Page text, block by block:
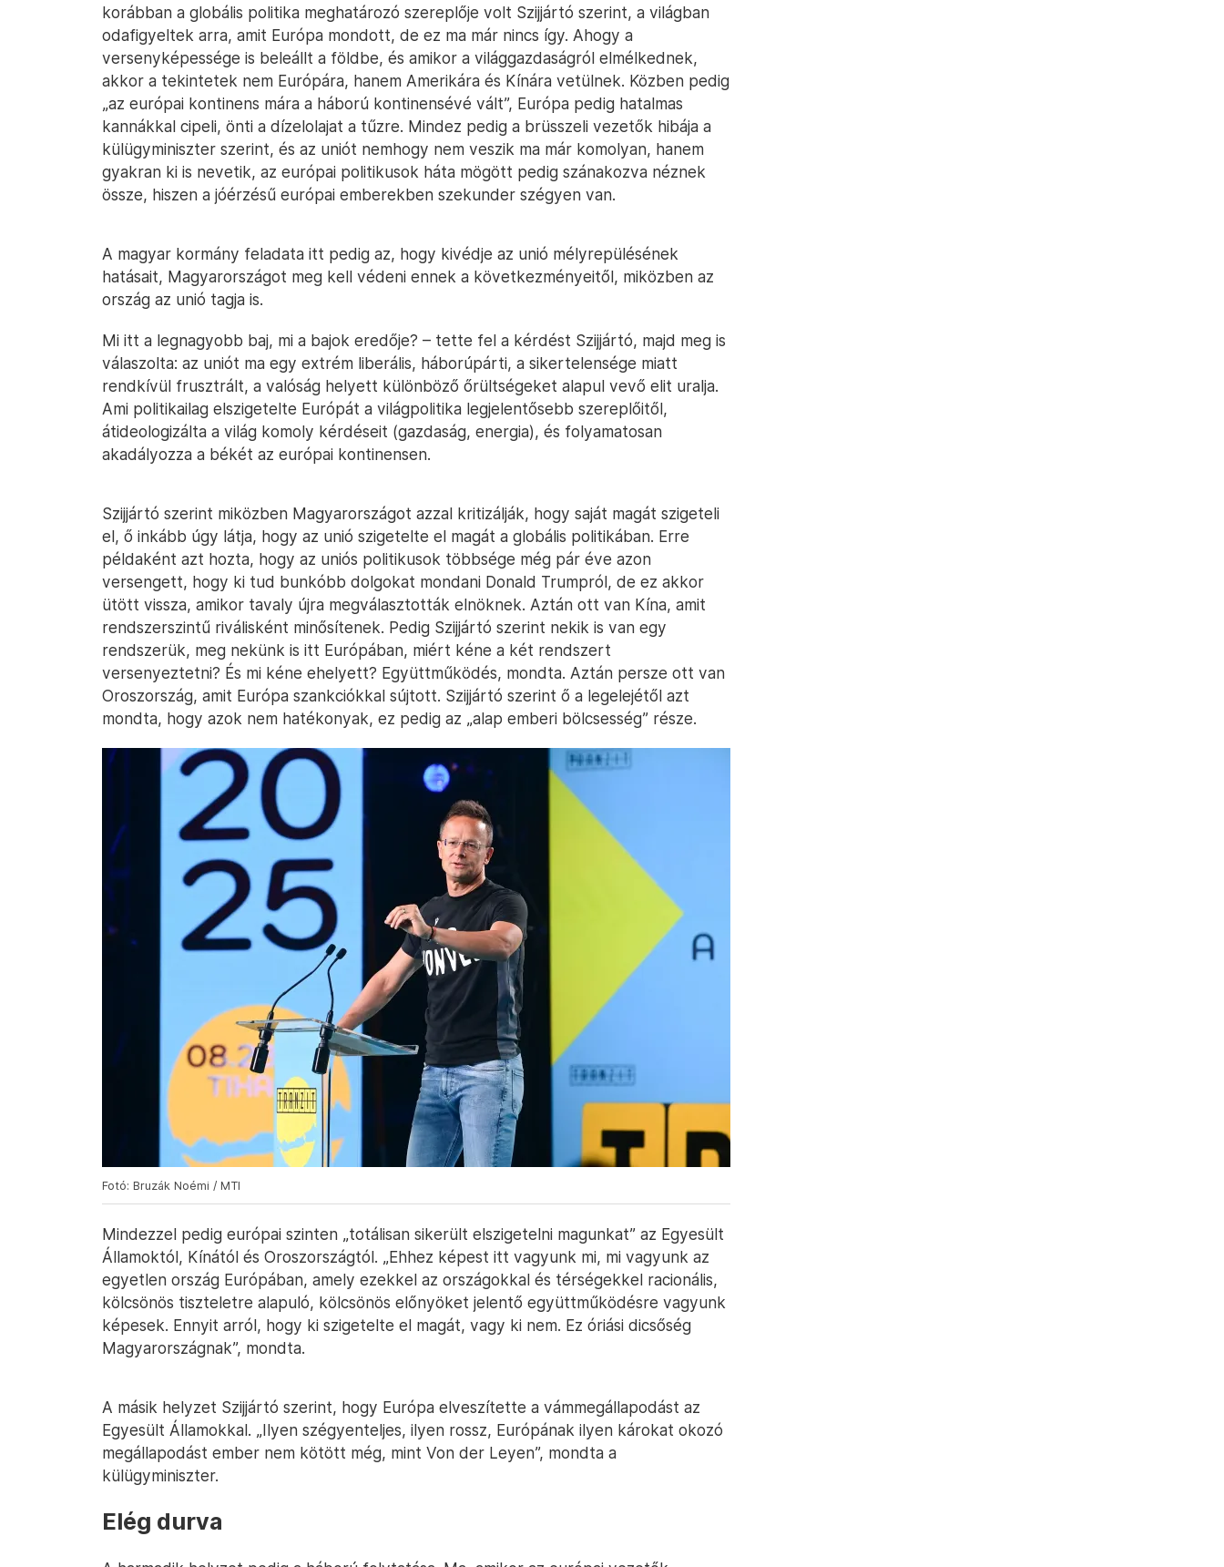
korábban a globális politika meghatározó szereplője volt Szijjártó szerint, a világban
odafigyeltek arra, amit Európa mondott, de ez ma már nincs így. Ahogy a
versenyképessége is beleállt a földbe, és amikor a világgazdaságról elmélkednek,
akkor a tekintetek nem Európára, hanem Amerikára és Kínára vetülnek. Közben pedig
„az európai kontinens mára a háború kontinensévé vált”, Európa pedig hatalmas
kannákkal cipeli, önti a dízelolajat a tűzre. Mindez pedig a brüsszeli vezetők hibája a
külügyminiszter szerint, és az uniót nemhogy nem veszik ma már komolyan, hanem
gyakran ki is nevetik, az európai politikusok háta mögött pedig szánakozva néznek
össze, hiszen a jóérzésű európai emberekben szekunder szégyen van.
A magyar kormány feladata itt pedig az, hogy kivédje az unió mélyrepülésének
hatásait, Magyarországot meg kell védeni ennek a következményeitől, miközben az
ország az unió tagja is.
Mi itt a legnagyobb baj, mi a bajok eredője? – tette fel a kérdést Szijjártó, majd meg is
válaszolta: az uniót ma egy extrém liberális, háborúpárti, a sikertelensége miatt
rendkívül frusztrált, a valóság helyett különböző őrültségeket alapul vevő elit uralja.
Ami politikailag elszigetelte Európát a világpolitika legjelentősebb szereplőitől,
átideologizálta a világ komoly kérdéseit (gazdaság, energia), és folyamatosan
akadályozza a békét az európai kontinensen.
Szijjártó szerint miközben Magyarországot azzal kritizálják, hogy saját magát szigeteli
el, ő inkább úgy látja, hogy az unió szigetelte el magát a globális politikában. Erre
példaként azt hozta, hogy az uniós politikusok többsége még pár éve azon
versengett, hogy ki tud bunkóbb dolgokat mondani Donald Trumpról, de ez akkor
ütött vissza, amikor tavaly újra megválasztották elnöknek. Aztán ott van Kína, amit
rendszerszintű riválisként minősítenek. Pedig Szijjártó szerint nekik is van egy
rendszerük, meg nekünk is itt Európában, miért kéne a két rendszert
versenyeztetni? És mi kéne ehelyett? Együttműködés, mondta. Aztán persze ott van
Oroszország, amit Európa szankciókkal sújtott. Szijjártó szerint ő a legelejétől azt
mondta, hogy azok nem hatékonyak, ez pedig az „alap emberi bölcsesség” része.
Fotó: Bruzák Noémi / MTI
Mindezzel pedig európai szinten „totálisan sikerült elszigetelni magunkat” az Egyesült
Államoktól, Kínától és Oroszországtól. „Ehhez képest itt vagyunk mi, mi vagyunk az
egyetlen ország Európában, amely ezekkel az országokkal és térségekkel racionális,
kölcsönös tiszteletre alapuló, kölcsönös előnyöket jelentő együttműködésre vagyunk
képesek. Ennyit arról, hogy ki szigetelte el magát, vagy ki nem. Ez óriási dicsőség
Magyarországnak”, mondta.
A másik helyzet Szijjártó szerint, hogy Európa elveszítette a vámmegállapodást az
Egyesült Államokkal. „Ilyen szégyenteljes, ilyen rossz, Európának ilyen károkat okozó
megállapodást ember nem kötött még, mint Von der Leyen”, mondta a
külügyminiszter.
Elég durva